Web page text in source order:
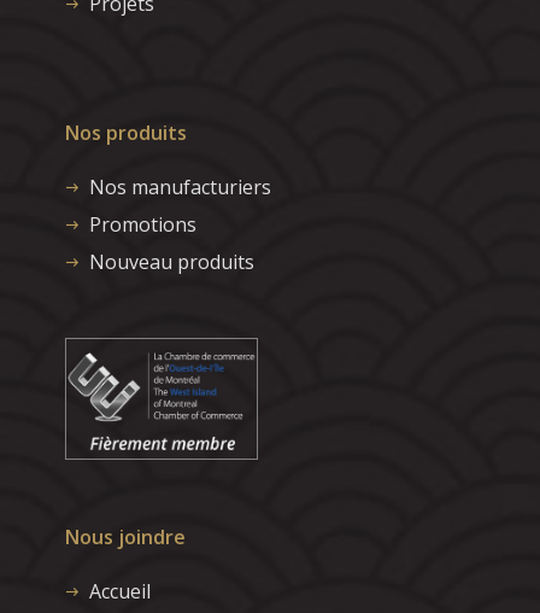
Nos produits
Nos manufacturiers
Promotions
Nouveau produits
Nous joindre
Accueil